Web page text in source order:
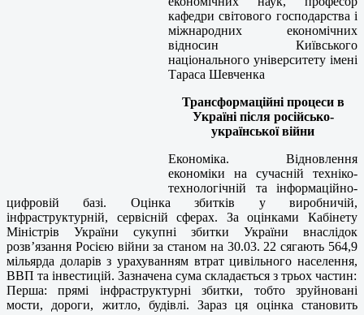
кафедри світового господарства і
міжнародних економічних
відносин Київського
національного університету імені
Тараса Шевченка
Трансформаційні процеси в
Україні після російсько-
української війни
Економіка. Відновлення
економіки на сучасній техніко-
технологічній та інформаційно-
цифровій базі. Оцінка збитків у виробничій,
інфраструктурній, сервісній сферах. За оцінками Кабінету
Міністрів України сукупні збитки України внаслідок
розв’язання Росією війни за станом на 30.03. 22 сягають 564,9
мільярда доларів з урахуванням втрат цивільного населення,
ВВП та інвестицій. Зазначена сума складається з трьох частин:
Перша: прямі інфраструктурні збитки, тобто зруйновані
мости, дороги, житло, будівлі. Зараз ця оцінка становить